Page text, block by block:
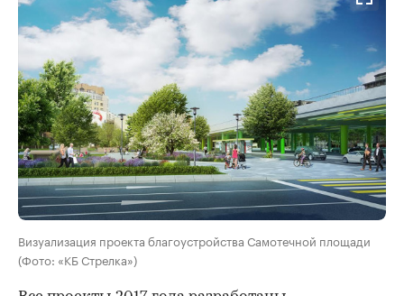
Визуализация проекта благоустройства Самотечной площади
(Фото: «КБ Стрелка»)